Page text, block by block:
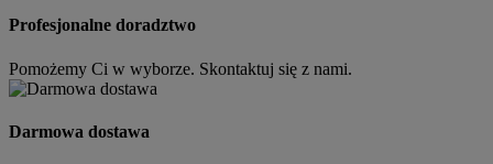
Profesjonalne doradztwo
Pomożemy Ci w wyborze. Skontaktuj się z nami.
Darmowa dostawa